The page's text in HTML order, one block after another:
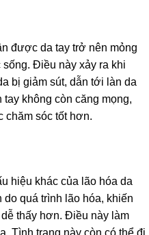
được da tay trở nên mỏng
Điều này xảy ra khi
bị giảm sút, dẫn tới làn da
không còn căng mọng,
chăm sóc tốt hơn.
hiệu khác của lão hóa da
quá trình lão hóa, khiến
thấy hơn. Điều này làm
Tình trạng này còn có thể đi